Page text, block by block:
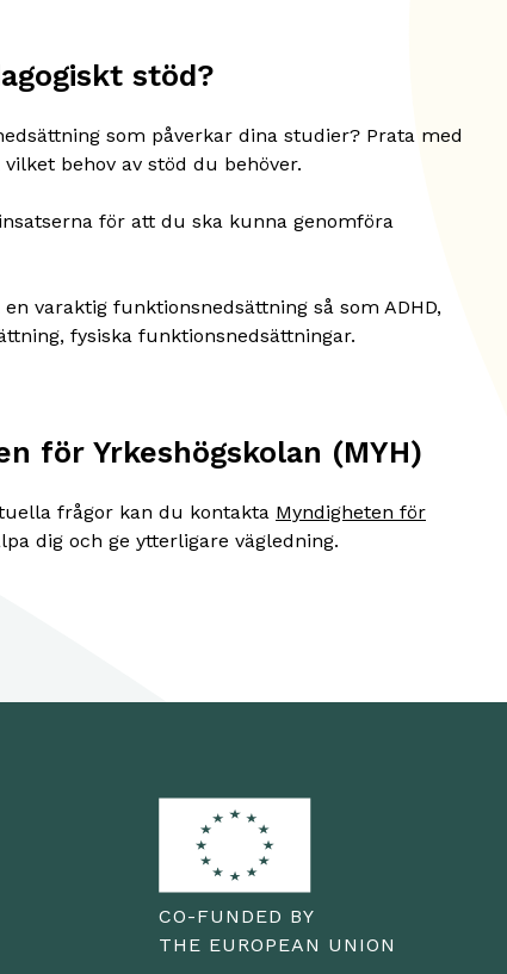
stöd?
som påverkar dina studier? Prata med
behov av stöd du behöver.
för att du ska kunna genomföra
varaktig funktionsnedsättning så som ADHD,
fysiska funktionsnedsättningar.
för Yrkeshögskolan (MYH)
frågor kan du kontakta Myndigheten för
dig och ge ytterligare vägledning.
CO-FUNDED BY
THE EUROPEAN UNION